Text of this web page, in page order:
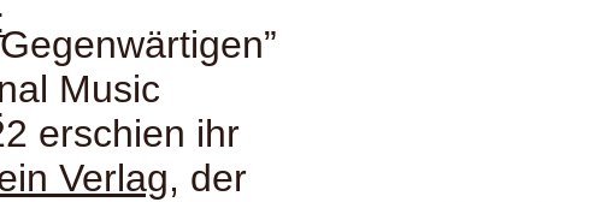
Music
erschien ihr
Verlag, der